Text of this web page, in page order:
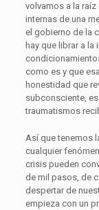
volvamos a la
internas de una
el gobierno de la
hay que librar a
como es y que
honestidad que
subconsciente,
traumatismos
Así que tenemos
cualquier
crisis pueden
de mil pasos, de
despertar de
empieza con un